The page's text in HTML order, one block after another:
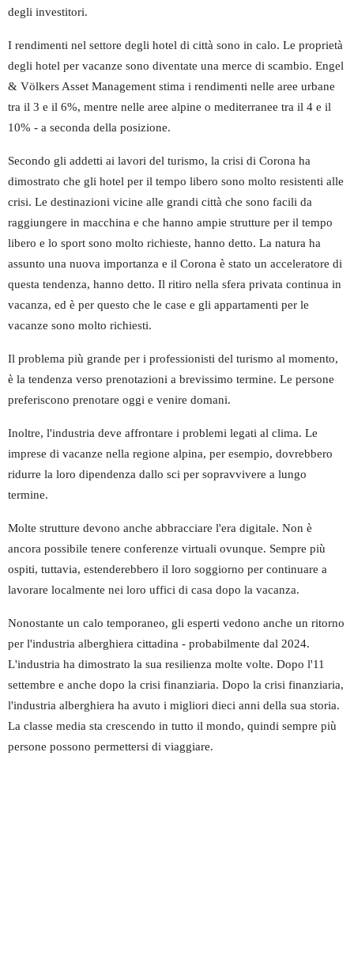
degli investitori.
I rendimenti nel settore degli hotel di città sono in calo. Le proprietà
degli hotel per vacanze sono diventate una merce di scambio. Engel
& Völkers Asset Management stima i rendimenti nelle aree urbane
tra il 3 e il 6%, mentre nelle aree alpine o mediterranee tra il 4 e il
10% - a seconda della posizione.
Secondo gli addetti ai lavori del turismo, la crisi di Corona ha
dimostrato che gli hotel per il tempo libero sono molto resistenti alle
crisi. Le destinazioni vicine alle grandi città che sono facili da
raggiungere in macchina e che hanno ampie strutture per il tempo
libero e lo sport sono molto richieste, hanno detto. La natura ha
assunto una nuova importanza e il Corona è stato un acceleratore di
questa tendenza, hanno detto. Il ritiro nella sfera privata continua in
vacanza, ed è per questo che le case e gli appartamenti per le
vacanze sono molto richiesti.
Il problema più grande per i professionisti del turismo al momento,
è la tendenza verso prenotazioni a brevissimo termine. Le persone
preferiscono prenotare oggi e venire domani.
Inoltre, l'industria deve affrontare i problemi legati al clima. Le
imprese di vacanze nella regione alpina, per esempio, dovrebbero
ridurre la loro dipendenza dallo sci per sopravvivere a lungo
termine.
Molte strutture devono anche abbracciare l'era digitale. Non è
ancora possibile tenere conferenze virtuali ovunque. Sempre più
ospiti, tuttavia, estenderebbero il loro soggiorno per continuare a
lavorare localmente nei loro uffici di casa dopo la vacanza.
Nonostante un calo temporaneo, gli esperti vedono anche un ritorno
per l'industria alberghiera cittadina - probabilmente dal 2024.
L'industria ha dimostrato la sua resilienza molte volte. Dopo l'11
settembre e anche dopo la crisi finanziaria. Dopo la crisi finanziaria,
l'industria alberghiera ha avuto i migliori dieci anni della sua storia.
La classe media sta crescendo in tutto il mondo, quindi sempre più
persone possono permettersi di viaggiare.